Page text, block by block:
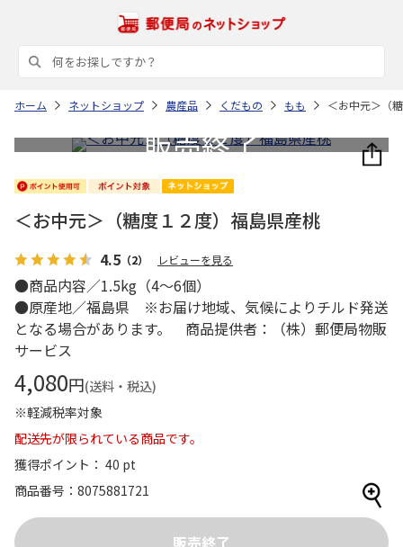
ホーム ネットショップ 農産品 くだもの もも ＜お中元＞（
＜お中元＞（糖度１２度）福島県産桃
4.5 （2） レビューを見る
●商品内容／1.5kg（4～6個）
●原産地／福島県 ※お届け地域、気候によりチルド発送
となる場合があります。 商品提供者：（株）郵便局物販
サービス
4,080円(送料・税込)
※軽減税率対象
配送先が限られている商品です。
獲得ポイント： 40 pt
商品番号
8075881721